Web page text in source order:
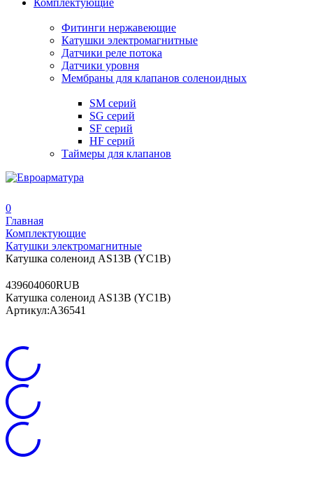
Комплектующие
Фитинги нержавеющие
Катушки электромагнитные
Датчики реле потока
Датчики уровня
Мембраны для клапанов соленоидных
SM серий
SG серий
SF серий
HF серий
Таймеры для клапанов
0
Главная
Комплектующие
Катушки электромагнитные
Катушка соленоид AS13B (YC1B)
439604060RUB
Катушка соленоид AS13B (YC1B)
Артикул:A36541